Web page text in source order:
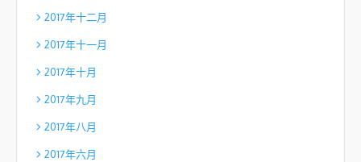
2017年十二月
2017年十一月
2017年十月
2017年九月
2017年八月
2017年六月